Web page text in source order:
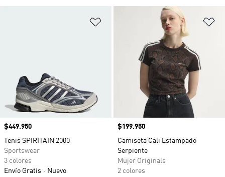
Añadir a la lista de deseos
Precio
$449.950
Tenis SPIRITAIN 2000
Sportswear
3 colores
Envío Gratis
Nuevo
Precio
$199.950
Camiseta Cali Estampado
Serpiente
Mujer Originals
2 colores